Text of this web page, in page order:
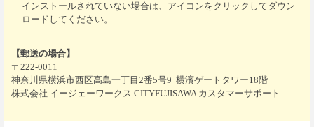
インストールされていない場合は、アイコンをクリックしてダウン
ロードしてください。
【郵送の場合】
〒222-0011
神奈川県横浜市西区高島一丁目2番5号9 横濱ゲートタワー18階
株式会社 イージェーワークス CITYFUJISAWA カスタマーサポート